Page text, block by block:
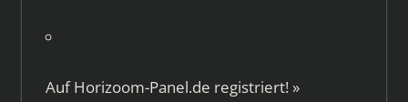
AufHorizoom-Panel.de registriert! »